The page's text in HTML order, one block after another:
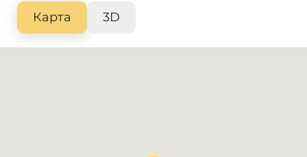
Карта 3D